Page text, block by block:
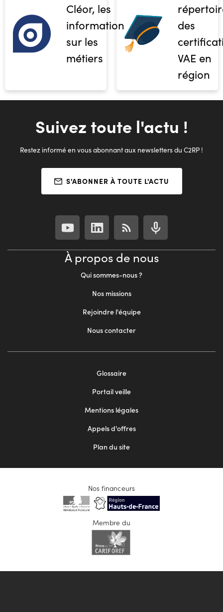
Cléor, les
informations
sur les
métiers
des
VAE en
région
Suivez toute l'actu !
Restez informé en vous abonnant aux newsletters du C2RP !
S'ABONNER À TOUTE L'ACTU
À propos de nous
Qui sommes-nous ?
Nos missions
Rejoindre l'équipe
Nous contacter
Glossaire
Portail veille
Mentions légales
Appels d'offres
Plan du site
Nos financeurs
Membre du